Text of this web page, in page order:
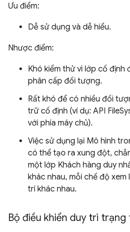
Ưu điểm:
Dễ sử dụng và dễ hiểu.
Nhược điểm:
Khó kiểm thử vì lớp cố định
phân cấp đối tượng.
Rất khó để có nhiều đối
trữ cố định (ví dụ: API
với phía máy chủ).
Việc sử dụng lại Mô hình
có thể tạo ra xung đột,
một lớp Khách hàng duy
khác nhau, mỗi chế độ xem
trí khác nhau.
Bộ điều khiển duy trì trạng